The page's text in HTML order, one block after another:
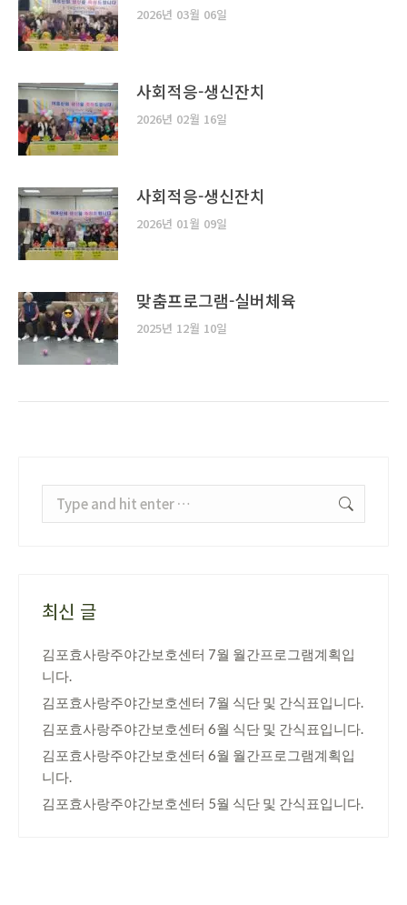
2026년 03월 06일
사회적응-생신잔치
2026년 02월 16일
사회적응-생신잔치
2026년 01월 09일
맞춤프로그램-실버체육
2025년 12월 10일
Search:
최신 글
김포효사랑주야간보호센터 7월 월간프로그램계획입
니다.
김포효사랑주야간보호센터 7월 식단 및 간식표입니다.
김포효사랑주야간보호센터 6월 식단 및 간식표입니다.
김포효사랑주야간보호센터 6월 월간프로그램계획입
니다.
김포효사랑주야간보호센터 5월 식단 및 간식표입니다.